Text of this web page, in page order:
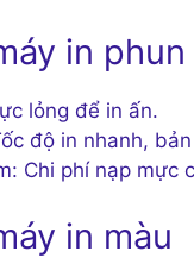
in phun
lỏng để in ấn.
độ in nhanh,
Chi phí nạp mực
in màu